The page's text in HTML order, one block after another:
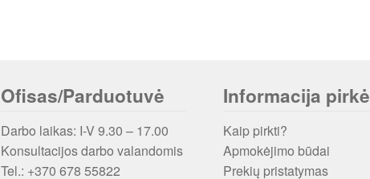
Ofisas/Parduotuvė
Darbo laikas: I-V 9.30 – 17.00
Konsultacijos darbo valandomis
Tel.: +370 678 55822
Informacija
Kaip pirkti?
Apmokėjimo būdai
Prekių pristatymas